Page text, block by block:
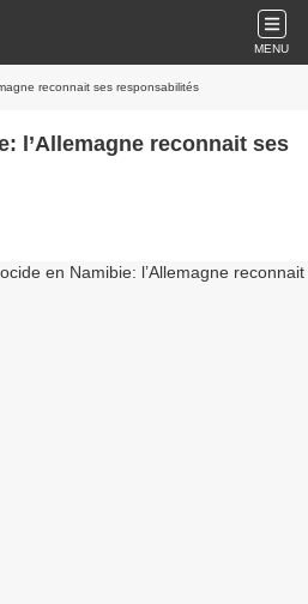
MENU
reconnait ses responsabilités
l’Allemagne reconnait ses